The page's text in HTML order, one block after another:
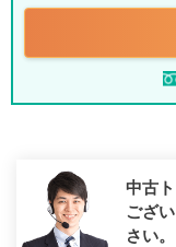
中古
ござい
さい。